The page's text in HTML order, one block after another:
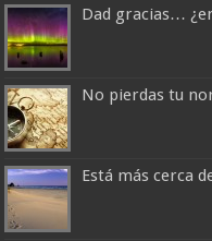
Dad gracias…
No pierdas tu
Está más cerca